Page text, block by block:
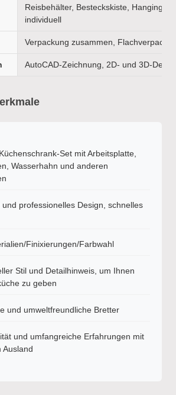
Reisbehälter, Besteckskiste, Hanging
individuell
Verpackung zusammen,
AutoCAD-Zeichnung, 2D- und 3D-
Set mit Arbeitsplatte,
Wasserhahn und anderen
und professionelles Design, schnelles
Finixierungen/Farbwahl
Stil und Detailhinweis, um Ihnen
zu geben
und umweltfreundliche Bretter
und umfangreiche Erfahrungen mit
Ausland